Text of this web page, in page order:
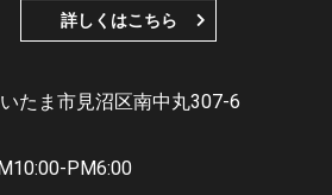
詳しくはこちら
たま市見沼区南中丸307-6
PM6:00